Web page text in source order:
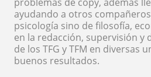
ayudando a otros
psicología sino de filosofía,
en la redacción, supervisión y
de los TFG y TFM en diversas
buenos resultados.